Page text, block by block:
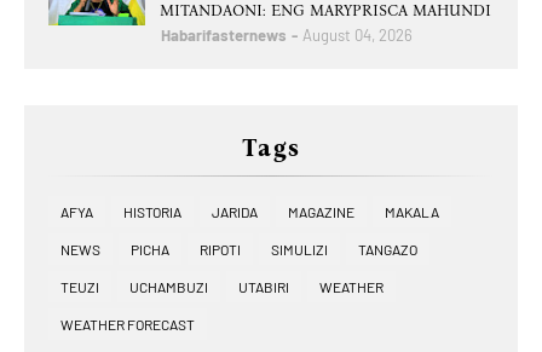
MITANDAONI: ENG MARYPRISCA MAHUNDI
Habarifasternews August 04, 2026
Tags
AFYA HISTORIA JARIDA MAGAZINE MAKALA
NEWS PICHA RIPOTI SIMULIZI TANGAZO
TEUZI UCHAMBUZI UTABIRI WEATHER
WEATHER FORECAST